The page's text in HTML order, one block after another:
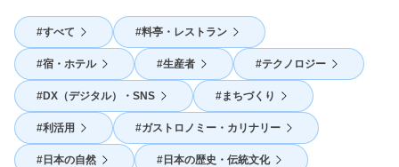
すべて 料亭・レストラン
宿・ホテル 生産者 テクノロジー
DX（デジタル）・SNS まちづくり
利活用 ガストロノミー・カリナリー
日本の自然 日本の歴史・伝統文化